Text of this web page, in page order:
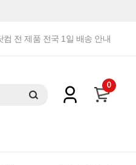
컴 전 제품 전국 1일 배송 안내
0